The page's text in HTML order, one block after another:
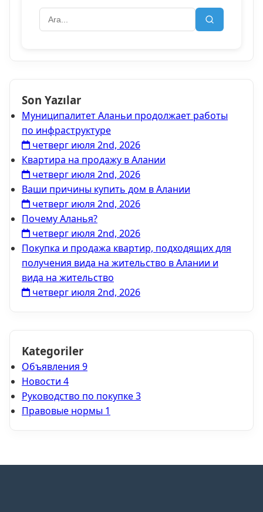
Son Yazılar
Муниципалитет Аланьи продолжает работы
по инфраструктуре
четверг июля 2nd, 2026
Квартира на продажу в Алании
четверг июля 2nd, 2026
Ваши причины купить дом в Алании
четверг июля 2nd, 2026
Почему Аланья?
четверг июля 2nd, 2026
Покупка и продажа квартир, подходящих для
получения вида на жительство в Алании и
вида на жительство
четверг июля 2nd, 2026
Kategoriler
Объявления 9
Новости 4
Руководство по покупке3
Правовые нормы 1